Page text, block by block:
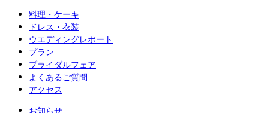
料理・ケーキ
ドレス・衣装
ウエディングレポート
プラン
ブライダルフェア
よくあるご質問
アクセス
お知らせ